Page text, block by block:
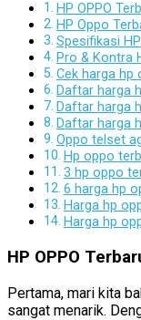
HP OPPO
HP Oppo
Spesifikasi
Pro & Kontra
Cek harga hp
Daftar harga
Daftar harga
Daftar harga
Oppo telset
Hp oppo
3 hp oppo
6 harga hp
Harga hp
Harga hp
HP OPPO
Pertama, mari kita
sangat menarik.